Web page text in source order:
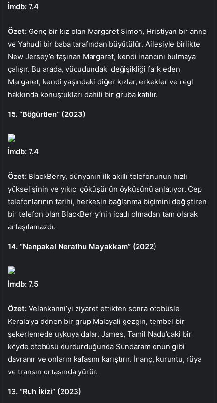
İmdb: 7.4
Özet: Genç bir kız olan Margaret Simon, Hristiyan bir anne
ve Yahudi bir baba tarafından büyütülür. Ailesiyle birlikte
New Jersey’e taşınan Margaret, kendi inancını bulmaya
çalışır. Bu arada, vücudundaki değişikliği fark eden
Margaret, kendi yaşındaki diğer kızlar, erkekler ve regl
hakkında konuştukları dahili bir gruba katılır.
15. “Böğürtlen” (2023)
İmdb: 7.4
Özet: BlackBerry, dünyanın ilk akıllı telefonunun hızlı
yükselişinin ve yıkıcı çöküşünün öyküsünü anlatıyor. Cep
telefonlarının tarihi, herkesin bağlanma biçimini değiştiren
bir telefon olan BlackBerry’nin icadı olmadan tam olarak
anlaşılamazdı.
14. “Nanpakal Nerathu Mayakkam” (2022)
İmdb: 7.5
Özet: Velankanni’yi ziyaret ettikten sonra otobüsle
Kerala’ya dönen bir grup Malayali gezgin, tembel bir
şekerlemede uykuya dalar. James, Tamil Nadu’daki bir
köyde otobüsü durdurduğunda Sundaram onun gibi
davranır ve onların kafasını karıştırır. İnanç, kuruntu, rüya
ve transın ortasında yürür.
13. “Ruh İkizi” (2023)